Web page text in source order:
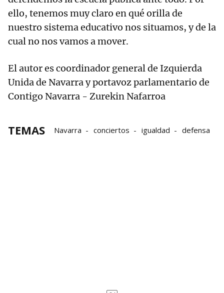
ello, tenemos muy claro en qué orilla de
nuestro sistema educativo nos situamos, y de la
cual no nos vamos a mover.
El autor es coordinador general de Izquierda
Unida de Navarra y portavoz parlamentario de
Contigo Navarra - Zurekin Nafarroa
TEMAS Navarra conciertos igualdad defensa